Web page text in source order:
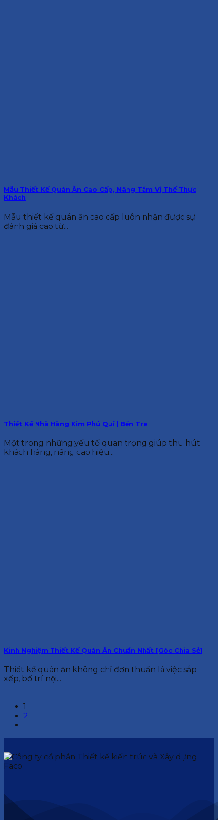
Mẫu Thiết Kế Quán Ăn Cao Cấp, Nâng Tầm Vị Thế Thực
Khách
Mẫu thiết kế quán ăn cao cấp luôn nhận được sự
đánh giá cao từ...
Thiết Kế Nhà Hàng Kim Phú Quí | Bến Tre
Một trong những yếu tố quan trọng giúp thu hút
khách hàng, nâng cao hiệu...
Kinh Nghiệm Thiết Kế Quán Ăn Chuẩn Nhất [Góc Chia Sẻ]
Thiết kế quán ăn không chỉ đơn thuần là việc sắp
xếp, bố trí nội...
1
2